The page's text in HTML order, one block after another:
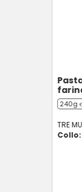
240g
TRE
Collo: